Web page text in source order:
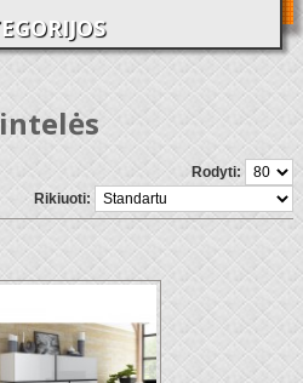
Rodyti:
Rikiuoti: